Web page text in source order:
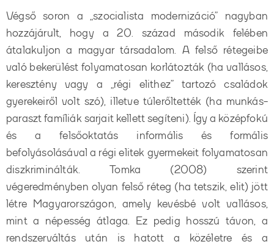
Végső soron a „szocialista modernizáció” nagyban
hozzájárult, hogy a 20. század második felében
átalakuljon a magyar társadalom. A felső rétegeibe
való bekerülést folyamatosan korlátozták (ha vallásos,
keresztény vagy a „régi elithez” tartozó családok
gyerekeiről volt szó), illetve túlerőltették (ha munkás-
paraszt famíliák sarjait kellett segíteni). Így a középfokú
és a felsőoktatás informális és formális
befolyásolásával a régi elitek gyermekeit folyamatosan
diszkriminálták. Tomka (2008) szerint
végeredményben olyan felső réteg (ha tetszik, elit) jött
létre Magyarországon, amely kevésbé volt vallásos,
mint a népesség átlaga. Ez pedig hosszú távon, a
rendszerváltás után is hatott a közéletre és a